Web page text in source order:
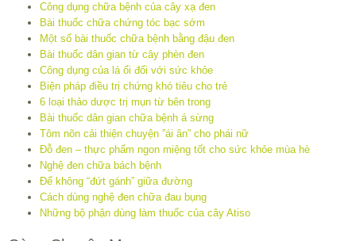
Công dụng chữa bệnh của cây xạ đen
Bài thuốc chữa chứng tóc bạc sớm
Một số bài thuốc chữa bệnh bằng đậu đen
Bài thuốc dân gian từ cây phèn đen
Công dụng của lá ổi đối với sức khỏe
Biện pháp điều trị chứng khó tiêu cho trẻ
6 loại thảo dược trị mụn từ bên trong
Bài thuốc dân gian chữa bệnh á sừng
Tôm nõn cải thiện chuyện ”ái ân” cho phái nữ
Đỗ đen – thực phẩm ngon miệng tốt cho sức khỏe mùa hè
Nghệ đen chữa bách bệnh
Để không “đứt gánh” giữa đường
Cách dùng nghệ đen chữa đau bụng
Những bộ phận dùng làm thuốc của cây Atiso